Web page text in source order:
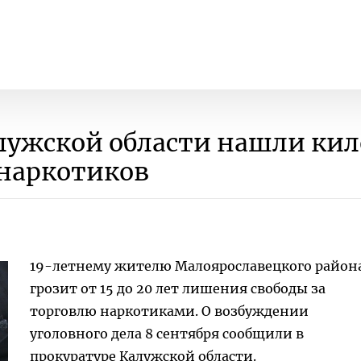
области нашли
19-летнему жителю Малоярославецкого
грозит от 15 до 20 лет лишения свободы за
торговлю наркотиками. О возбуждении
уголовного дела 8 сентября сообщили в
прокуратуре Калужской области.